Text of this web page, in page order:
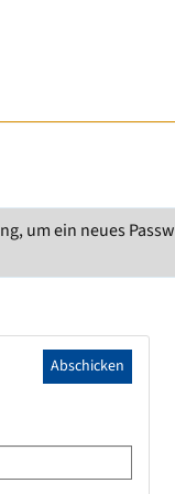
um ein neues
Abschicken